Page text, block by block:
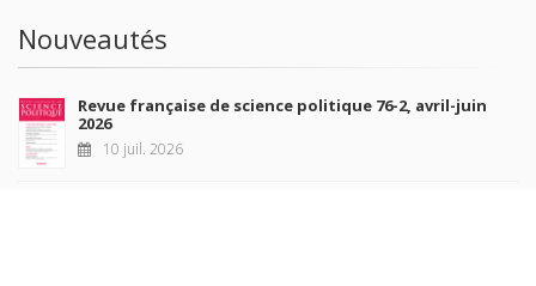
Nouveautés
Revue française de science politique 76-2, avril-juin
2026
10 juil. 2026